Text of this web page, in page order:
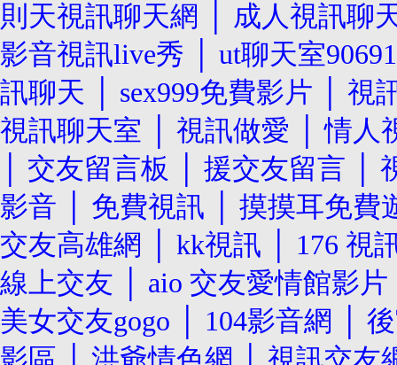
則天視訊聊天網
成人視訊聊
影音視訊live秀
ut聊天室90691
訊聊天
sex999免費影片
視
視訊聊天室
視訊做愛 │情人
交友留言板 援交友留言
影音
免費視訊
摸摸耳免費
交友高雄網
kk視訊
176 視
線上交友
aio 交友愛情館影片
美女交友gogo
104影音網